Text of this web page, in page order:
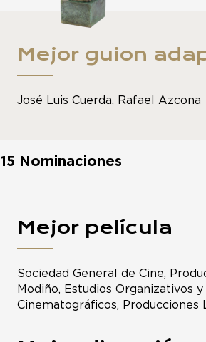
Mejor guion
José Luis Cuerda, Rafael Azcona
15 Nominaciones
Mejor película
Sociedad General de Cine,
Modiño, Estudios Organizativos
Cinematográficos, Producciones